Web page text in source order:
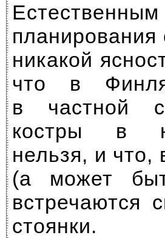
никакой
что в
в частной
костры в
нельзя, и
(а может
встречаются
стоянки.